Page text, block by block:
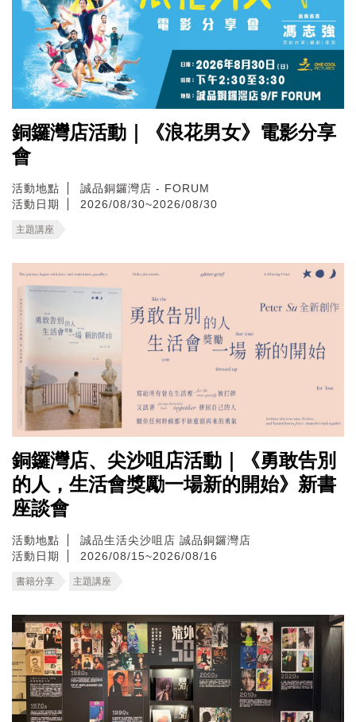
銅鑼灣店活動｜《浪花男女》電影分享
會
活動地點
誠品銅鑼灣店 - FORUM
活動日期
2026/08/30~2026/08/30
主題講座
銅鑼灣店、尖沙咀店活動｜《勇敢告別
的人，生活會獎勵一場新的開始》新書
座談會
活動地點 誠品生活尖沙咀店 誠品銅鑼灣店
活動日期
2026/08/15~2026/08/16
書籍分享 主題講座